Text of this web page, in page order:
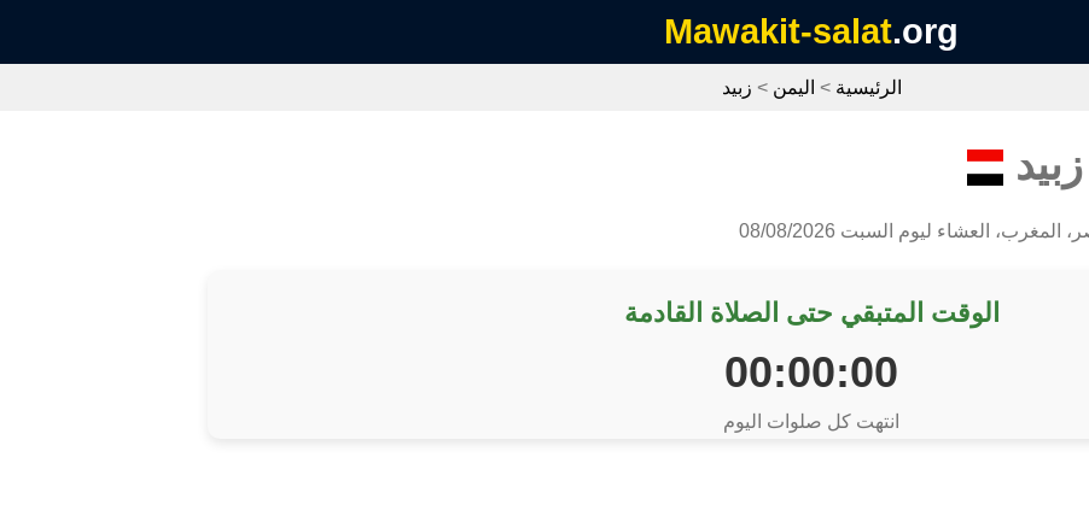
Mawakit-salat.org
الرئيسية > اليمن > زبيد
العشاء ليوم السبت 08/08/2026
الوقت المتبقي حتى الصلاة القادمة
00:00:00
انتهت كل صلوات اليوم